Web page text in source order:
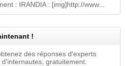
: IRANDIA : [img]http://www...
!
des réponses d'experts
gratuitement.